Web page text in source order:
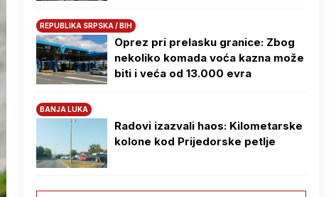
REPUBLIKA SRPSKA / BIH
Oprez pri prelasku granice: Zbog
nekoliko komada voća kazna može
biti i veća od 13.000 evra
BANJA LUKA
Radovi izazvali haos: Kilometarske
kolone kod Prijedorske petlje